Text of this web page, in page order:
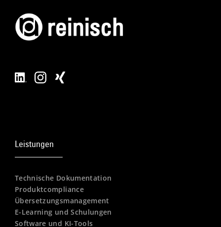
Leistungen
Technische Dokumentation
Produktcompliance
Übersetzungsmanagement
E-Learning und Schulungen
Software und KI-Tools